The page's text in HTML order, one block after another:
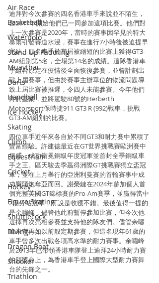
Air Race
Basketball
Waterpolo
Stand Up Paddling
Muaythai
Darts
Handball
Ice Hockey
Skating
Climb
Equestrian
Cricket
Hockey
Figure Skating
Shuttlecock
Diving
Dragon Boat
Snooker
Triathlon
迪拜對今次參賽的四名香港車手來說並不陌生，
自2017年開始他們已一同參加這項比賽。他們對
上一次參賽是2020年，當時的賽事因罕見的特大
暴雨引發賽道水浸，賽事在進行7小時後被迫提早
完結。四名車手於當屆被縮短的比賽上獲得GT3-
AM組別第5名，全場第14名的成績。這隊香港車
手組合原定在疫情後全面恢復參賽，並曾計劃出
戰上屆賽事，但由於賽事主辦單位的物流問題導
致上屆比賽被推遲，令四人未能參賽。今年他們
終於重聚，並將駕駛80號的Herberth
Motorsport保時捷911 GT3 R (992)戰車，挑戰
GT3-AM組別的比賽。
四位車手近年來各自於不同GT3和耐力賽中累積了
豐富經驗。許建德最近在GT世界挑戰賽歐洲賽中
揚威，成功衛冕銅級年度冠軍並首封全季銅級車
手之王。區天駿去季贏得洲際GT挑戰賽獨立盃冠
軍，並在上月舉行的亞洲利曼賽的首輪賽事中成
功響頭炮奪亞而回。謝榮鍵在2024年參加個人首
個完整英國GT錦標賽的Pro-Am賽季，並贏得當中
2場分站冠軍，可說是收獲不錯。最後值得一提的
是余嘯峰，儘管他此前暫停參加比賽，但今次他
選擇再次亮相參賽並支持他的隊友們。儘管余嘯
峰未有再如以前般定期參賽，但這名現年61歲的
車手曾多次出戰各項高水準的耐力賽事。余嘯峰
於2013年已帶領香港車隊登上迪拜24小時耐力賽
的頒獎台上，為香港車手登上國際大型耐力賽舞
台的先鋒之一。